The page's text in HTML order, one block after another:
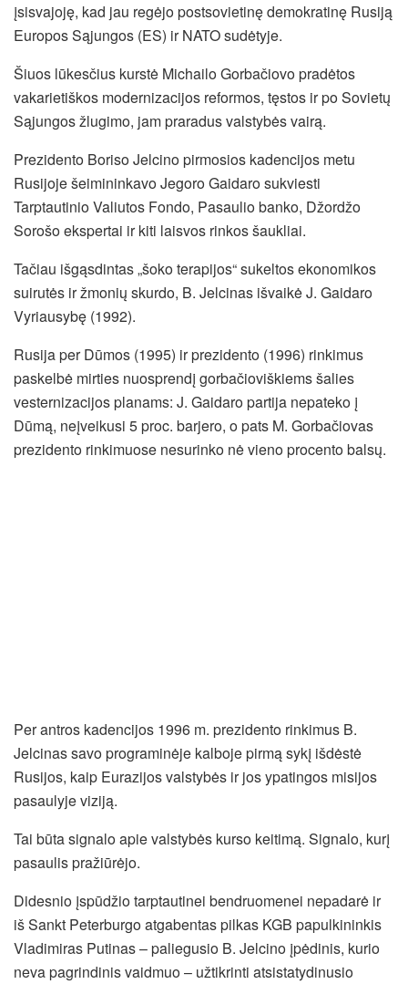
įsisvajoję, kad jau regėjo postsovietinę demokratinę Rusiją
Europos Sąjungos (ES) ir NATO sudėtyje.
Šiuos lūkesčius kurstė Michailo Gorbačiovo pradėtos
vakarietiškos modernizacijos reformos, tęstos ir po Sovietų
Sąjungos žlugimo, jam praradus valstybės vairą.
Prezidento Boriso Jelcino pirmosios kadencijos metu
Rusijoje šeimininkavo Jegoro Gaidaro sukviesti
Tarptautinio Valiutos Fondo, Pasaulio banko, Džordžo
Sorošo ekspertai ir kiti laisvos rinkos šaukliai.
Tačiau išgąsdintas „šoko terapijos“ sukeltos ekonomikos
suirutės ir žmonių skurdo, B. Jelcinas išvaikė J. Gaidaro
Vyriausybę (1992).
Rusija per Dūmos (1995) ir prezidento (1996) rinkimus
paskelbė mirties nuosprendį gorbačioviškiems šalies
vesternizacijos planams: J. Gaidaro partija nepateko į
Dūmą, neįveikusi 5 proc. barjero, o pats M. Gorbačiovas
prezidento rinkimuose nesurinko nė vieno procento balsų.
Per antros kadencijos 1996 m. prezidento rinkimus B.
Jelcinas savo programinėje kalboje pirmą sykį išdėstė
Rusijos, kaip Eurazijos valstybės ir jos ypatingos misijos
pasaulyje viziją.
Tai būta signalo apie valstybės kurso keitimą. Signalo, kurį
pasaulis pražiūrėjo.
Didesnio įspūdžio tarptautinei bendruomenei nepadarė ir
iš Sankt Peterburgo atgabentas pilkas KGB papulkininkis
Vladimiras Putinas – paliegusio B. Jelcino įpėdinis, kurio
neva pagrindinis vaidmuo – užtikrinti atsistatydinusio